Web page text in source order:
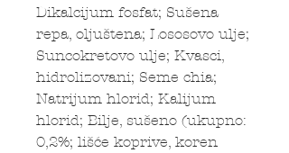
Dikalcijum fosfat; Sušena
repa, oljuštena; Lososovo ulje;
Suncokretovo ulje; Kvasci,
hidrolizovani; Seme chia;
Natrijum hlorid; Kalijum
hlorid; Bilje, sušeno (ukupno:
0,2%; lišće koprive, koren